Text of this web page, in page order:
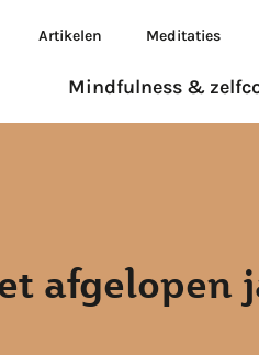
Artikelen Meditaties
Mindfulness &
afgelopen